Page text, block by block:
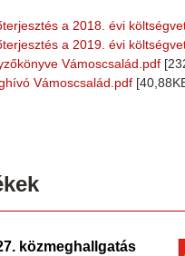
a 2018. évi
a 2019. évi
Vámoscsalád.pdf
Vámoscsalád.pdf
közmeghallgatás